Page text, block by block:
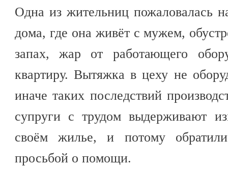
Одна из жительниц пожаловалась
дома, где она живёт с мужем,
запах, жар от работающего
квартиру. Вытяжка в цеху не
иначе таких последствий
супруги с трудом выдерживают
своём жилье, и потому
просьбой о помощи.